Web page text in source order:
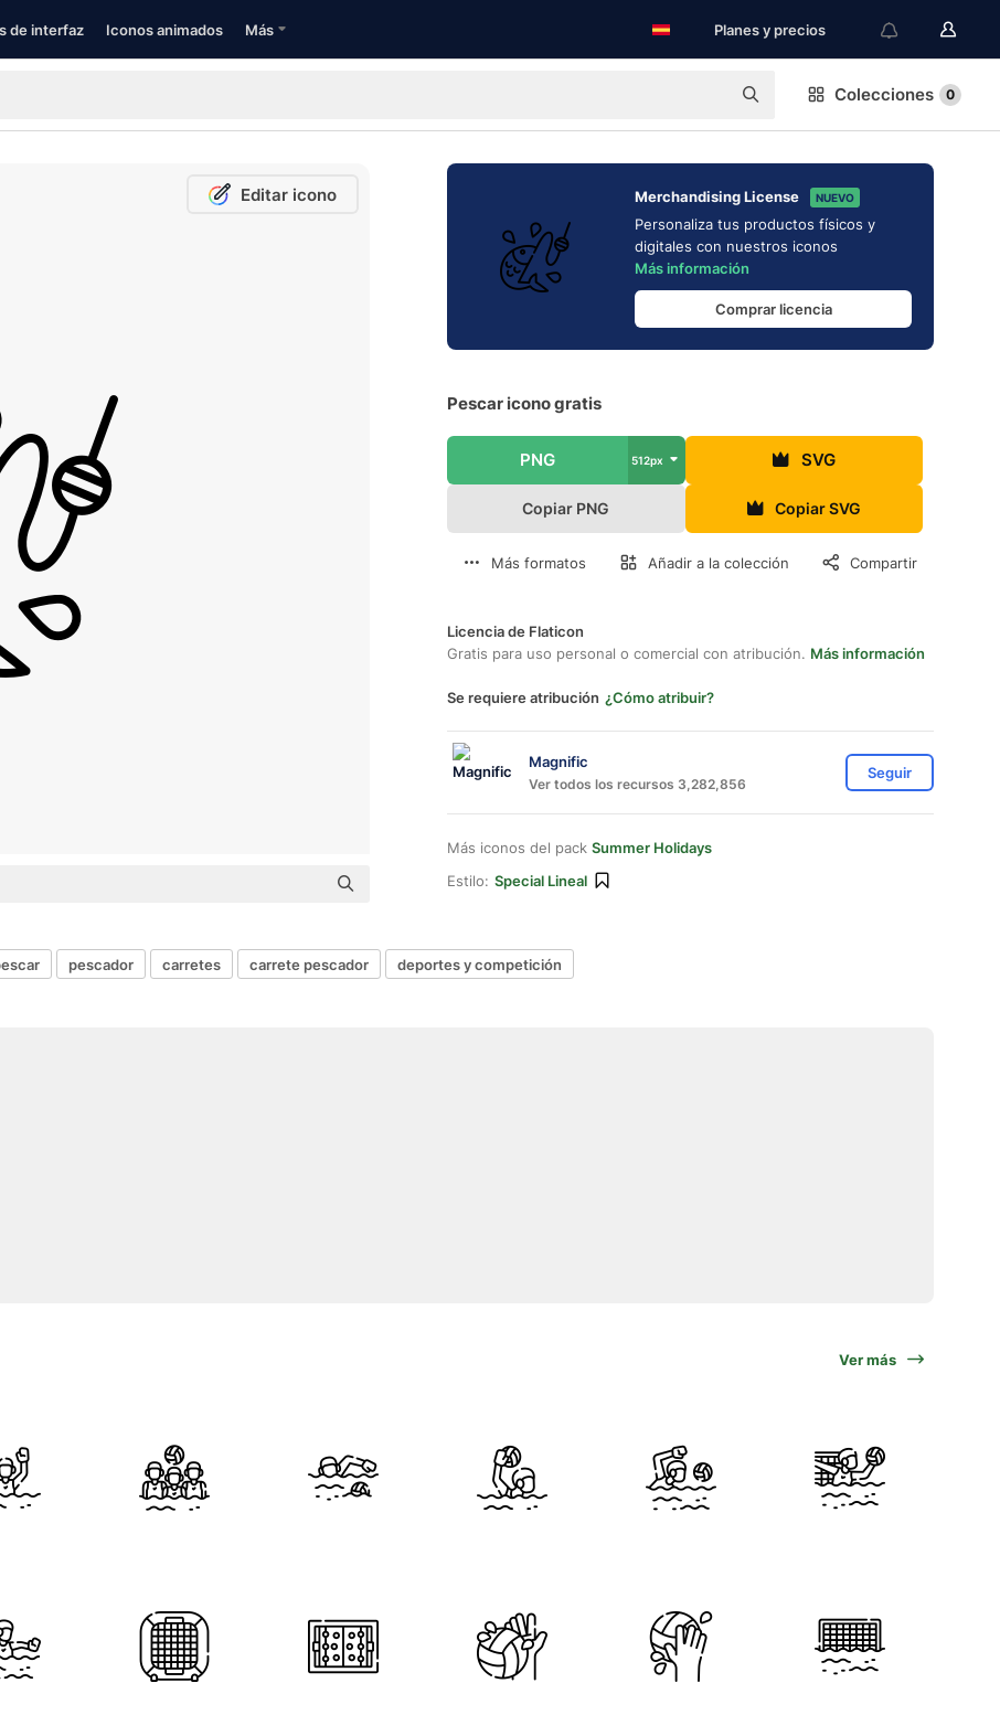
de interfaz Iconos animados Más Planes y precios
Colecciones 0
Editar icono Merchandising License NUEVO
Personaliza tus productos físicos y
digitales con nuestros iconos
Más información
Comprar licencia
Pescar icono gratis
PNG 512px SVG
Copiar PNG Copiar SVG
Más formatos Añadir a la colección Compartir
Licencia de Flaticon
Gratis para uso personal o comercial con atribución. Más información
Se requiere atribución ¿Cómo atribuir?
Magnific
Ver todos los recursos 3,282,856
Seguir
Más iconos del pack Summer Holidays
Estilo: Special Lineal
pescador carretes carrete pescador deportes y competición
Ver más